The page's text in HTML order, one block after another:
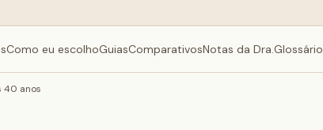
Como eu escolhoGuiasComparativosNotas da Dra.Glossário
40 anos